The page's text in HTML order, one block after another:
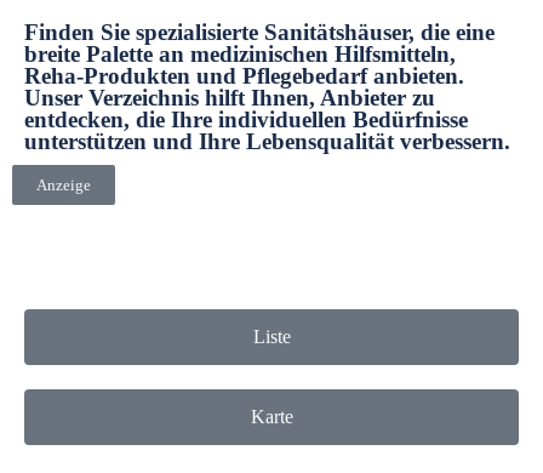
Finden Sie spezialisierte Sanitätshäuser, die eine
breite Palette an medizinischen Hilfsmitteln,
Reha-Produkten und Pflegebedarf anbieten.
Unser Verzeichnis hilft Ihnen, Anbieter zu
entdecken, die Ihre individuellen Bedürfnisse
unterstützen und Ihre Lebensqualität verbessern.
Anzeige
Liste
Karte